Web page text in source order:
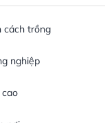
cách trồng
nghiệp